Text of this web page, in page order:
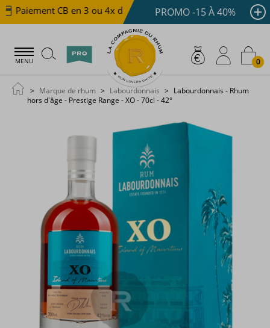
Paiement CB en 3 ou 4x dès 100 € Livraison offerte
PROMO -15 À 40%
MENU 0
Marque de rhum Labourdonnais
Labourdonnais - Rhum
hors d'âge - Prestige Range - XO - 70cl - 42°